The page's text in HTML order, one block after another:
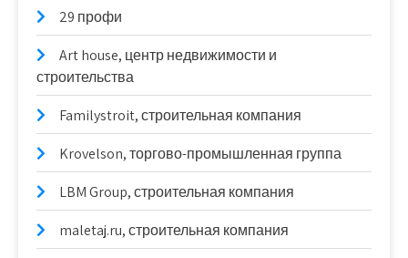
29 профи
Art house, центр недвижимости и
строительства
Familystroit, строительная компания
Krovelson, торгово-промышленная группа
LBM Group, строительная компания
maletaj.ru, строительная компания